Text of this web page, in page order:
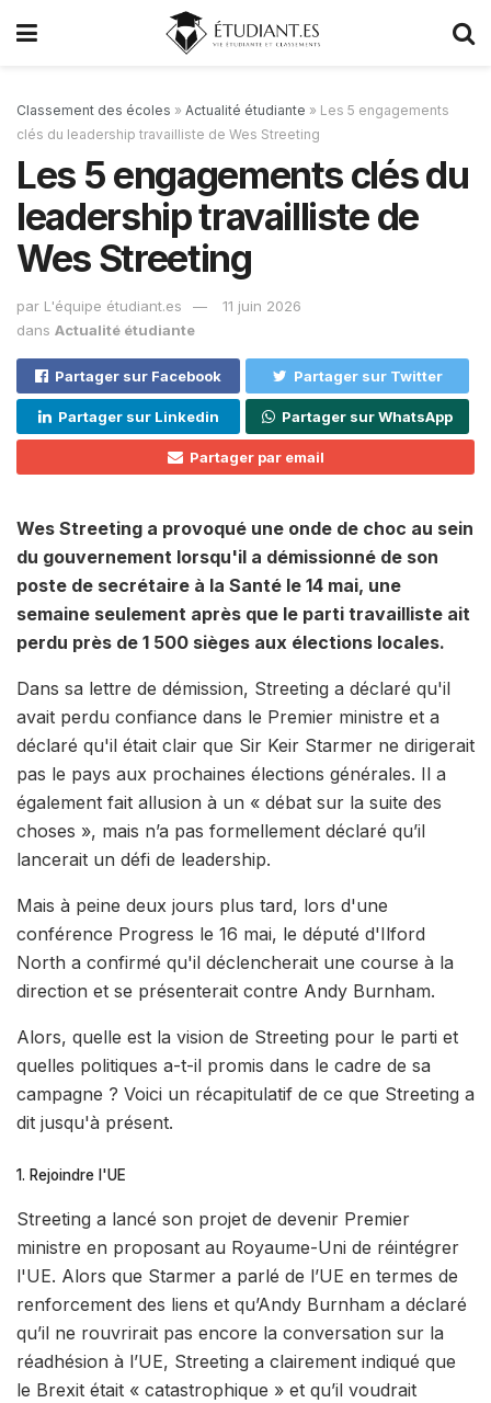
Classement des écoles » Actualité étudiante » Les 5 engagements
clés du leadership travailliste de Wes Streeting
Les 5 engagements clés du
leadership travailliste de
Wes Streeting
par L'équipe étudiant.es
11 juin 2026
dans Actualité étudiante
Partager sur Facebook Partager sur Twitter
Partager sur Linkedin Partager sur WhatsApp
Partager par email
Wes Streeting a provoqué une onde de choc au sein
du gouvernement lorsqu'il a démissionné de son
poste de secrétaire à la Santé le 14 mai, une
semaine seulement après que le parti travailliste ait
perdu près de 1 500 sièges aux élections locales.
Dans sa lettre de démission, Streeting a déclaré qu'il
avait perdu confiance dans le Premier ministre et a
déclaré qu'il était clair que Sir Keir Starmer ne dirigerait
pas le pays aux prochaines élections générales. Il a
également fait allusion à un « débat sur la suite des
choses », mais n’a pas formellement déclaré qu’il
lancerait un défi de leadership.
Mais à peine deux jours plus tard, lors d'une
conférence Progress le 16 mai, le député d'Ilford
North a confirmé qu'il déclencherait une course à la
direction et se présenterait contre Andy Burnham.
Alors, quelle est la vision de Streeting pour le parti et
quelles politiques a-t-il promis dans le cadre de sa
campagne ? Voici un récapitulatif de ce que Streeting a
dit jusqu'à présent.
1. Rejoindre l'UE
Streeting a lancé son projet de devenir Premier
ministre en proposant au Royaume-Uni de réintégrer
l'UE. Alors que Starmer a parlé de l’UE en termes de
renforcement des liens et qu’Andy Burnham a déclaré
qu’il ne rouvrirait pas encore la conversation sur la
réadhésion à l’UE, Streeting a clairement indiqué que
le Brexit était « catastrophique » et qu’il voudrait